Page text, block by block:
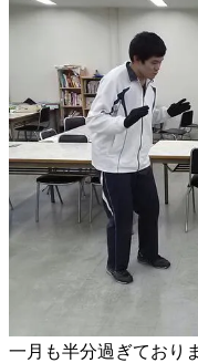
一月も半分過ぎており